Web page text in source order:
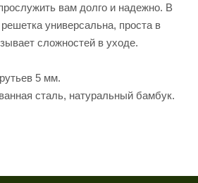
вам долго и надежно. В
универсальна, проста в
сложностей в уходе.
5 мм.
сталь, натуральный бамбук.